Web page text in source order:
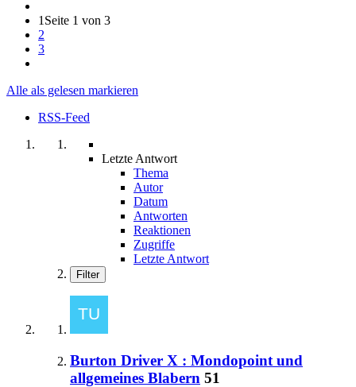
1 Seite 1 von 3
2
3
Alle als gelesen markieren
RSS-Feed
Letzte Antwort
Thema
Autor
Datum
Antworten
Reaktionen
Zugriffe
Letzte Antwort
Filter
Burton Driver X : Mondopoint und
allgemeines Blabern 51